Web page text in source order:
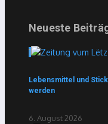
Neueste
1
Lebensmittel und
werden
6. August 2026